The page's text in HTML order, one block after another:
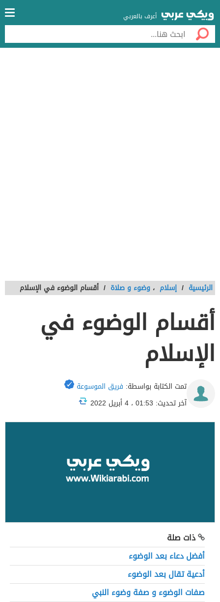
أعرف بالعربي
الرئيسية / إسلام ، وضوء و صلاة / أقسام الوضوء في الإسلام
أقسام الوضوء في
الإسلام
تمت الكتابة بواسطة: فريق الموسوعة
آخر تحديث: 01:53 ، 4 أبريل 2022
ذات صلة
أفضل دعاء بعد الوضوء
أدعية تقال بعد الوضوء
صفات الوضوء و صفة وضوء النبي